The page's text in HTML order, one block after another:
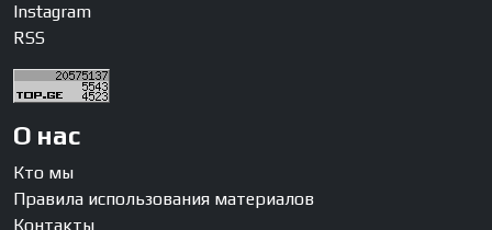
Instagram
RSS
О нас
Кто мы
Правила использования материалов
Контакты